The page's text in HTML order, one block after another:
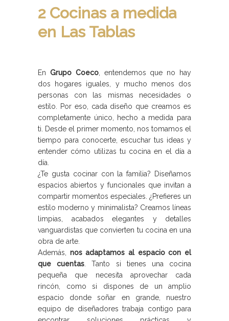
2 Cocinas a medida
en Las Tablas
En Grupo Coeco, entendemos que no hay
dos hogares iguales, y mucho menos dos
personas con las mismas necesidades o
estilo. Por eso, cada diseño que creamos es
completamente único, hecho a medida para
ti. Desde el primer momento, nos tomamos el
tiempo para conocerte, escuchar tus ideas y
entender cómo utilizas tu cocina en el día a
día.
¿Te gusta cocinar con la familia? Diseñamos
espacios abiertos y funcionales que invitan a
compartir momentos especiales. ¿Prefieres un
estilo moderno y minimalista? Creamos líneas
limpias, acabados elegantes y detalles
vanguardistas que convierten tu cocina en una
obra de arte.
Además, nos adaptamos al espacio con el
que cuentas . Tanto si tienes una cocina
pequeña que necesita aprovechar cada
rincón, como si dispones de un amplio
espacio donde soñar en grande, nuestro
equipo de diseñadores trabaja contigo para